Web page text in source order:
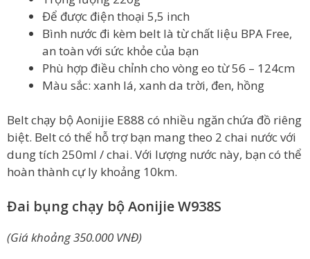
Để được điện thoại 5,5 inch
Bình nước đi kèm belt là từ chất liệu BPA Free,
an toàn với sức khỏe của bạn
Phù hợp điều chỉnh cho vòng eo từ 56 – 124cm
Màu sắc: xanh lá, xanh da trời, đen, hồng
Belt chạy bộ Aonijie E888 có nhiều ngăn chứa đồ riêng
biệt. Belt có thể hỗ trợ bạn mang theo 2 chai nước với
dung tích 250ml / chai. Với lượng nước này, bạn có thể
hoàn thành cự ly khoảng 10km.
Đai bụng chạy bộ Aonijie W938S
(Giá khoảng 350.000 VNĐ)